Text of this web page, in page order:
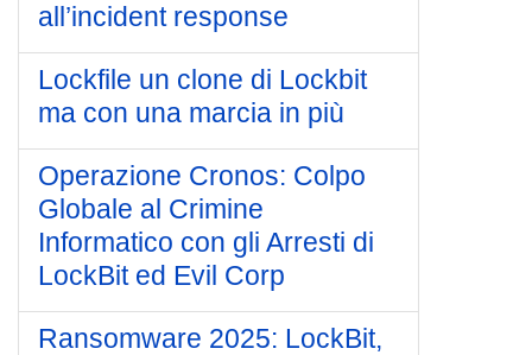
all’incident response
Lockfile un clone di Lockbit
ma con una marcia in più
Operazione Cronos: Colpo
Globale al Crimine
Informatico con gli Arresti di
LockBit ed Evil Corp
Ransomware 2025: LockBit,